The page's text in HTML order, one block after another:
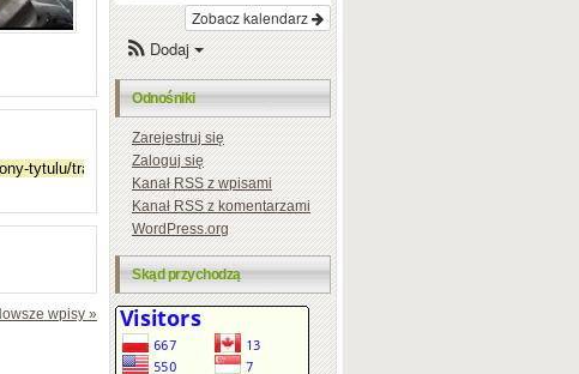
wpisy »
Zobacz kalendarz
Dodaj
Odnośniki
Zarejestruj się
Zaloguj się
KanałRSSz wpisami
KanałRSSz komentarzami
WordPress.org
Skąd przychodzą